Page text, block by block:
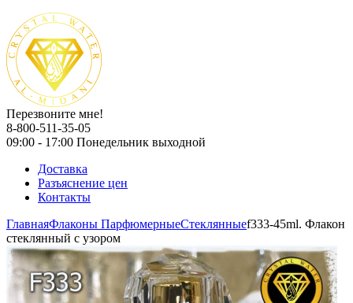
Перезвоните мне!
8-800-511-35-05
09:00 - 17:00 Понедельник выходной
Доставка
Разъяснение цен
Контакты
ГлавнаяФлаконы ПарфюмерныеСтеклянныеf333-45ml. Флакон
стеклянный с узором